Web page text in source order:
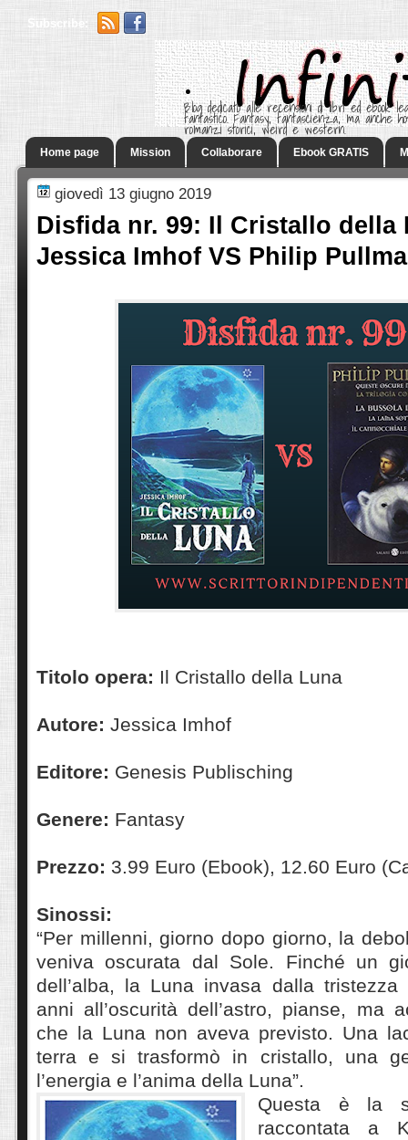
Subscribe:
.
Blog dedicato alle recensioni di libri ed ebook
fantastico. Fantasy, fantascienza, ma anche
romanzi storici, weird e western.
Home page Mission Collaborare Ebook GRATIS
giovedì 13 giugno 2019
Disfida nr. 99: Il Cristallo della
Jessica Imhof VS Philip
Titolo opera: Il Cristallo della Luna
Autore: Jessica Imhof
Editore: Genesis Publisching
Genere: Fantasy
Prezzo: 3.99 Euro (Ebook), 12.60 Euro
Sinossi:
“Per millenni, giorno dopo giorno, la
veniva oscurata dal Sole. Finché un
dell’alba, la Luna invasa dalla
anni all’oscurità dell’astro, pianse, ma
che la Luna non aveva previsto. Una
terra e si trasformò in cristallo, una
l’energia e l’anima della Luna”.
Questa è la
raccontata a